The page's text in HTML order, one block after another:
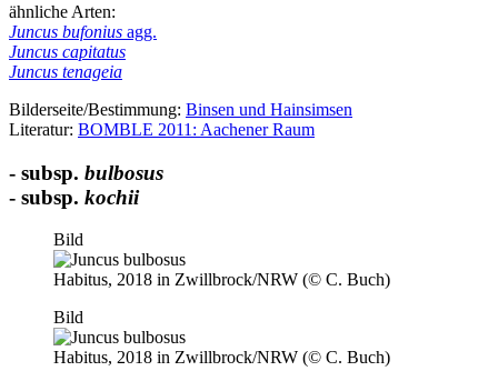
ähnliche Arten:
Juncus bufonius agg.
Juncus capitatus
Juncus tenageia
Bilderseite/Bestimmung: Binsen und Hainsimsen
Literatur: BOMBLE 2011: Aachener Raum
- subsp. bulbosus
- subsp. kochii
Bild
Habitus, 2018 in Zwillbrock/NRW (© C. Buch)
Bild
Habitus, 2018 in Zwillbrock/NRW (© C. Buch)